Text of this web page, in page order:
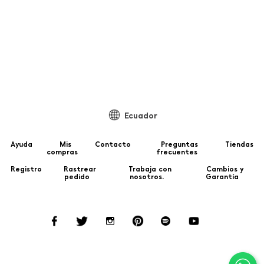
Ecuador
Ayuda
Mis
compras
Contacto
Preguntas
frecuentes
Tiendas
Registro
Rastrear
pedido
Trabaja con
nosotros.
Cambios y
Garantía